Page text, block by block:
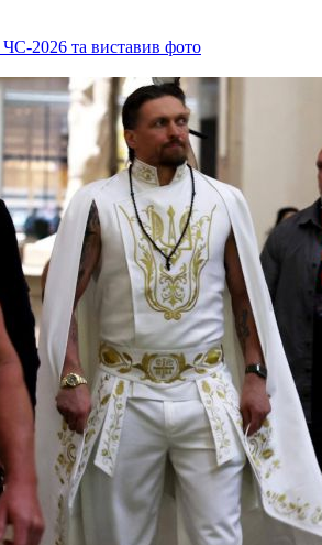
2026 та виставив фото